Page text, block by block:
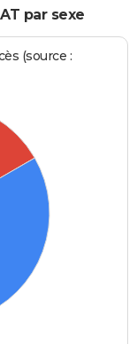
par sexe
(source :